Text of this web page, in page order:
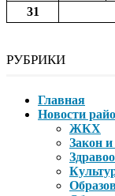
31
РУБРИКИ
Главная
Новости
ЖКХ
Закон